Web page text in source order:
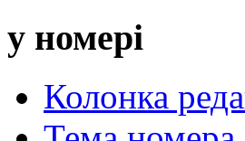
у номері
Колонка